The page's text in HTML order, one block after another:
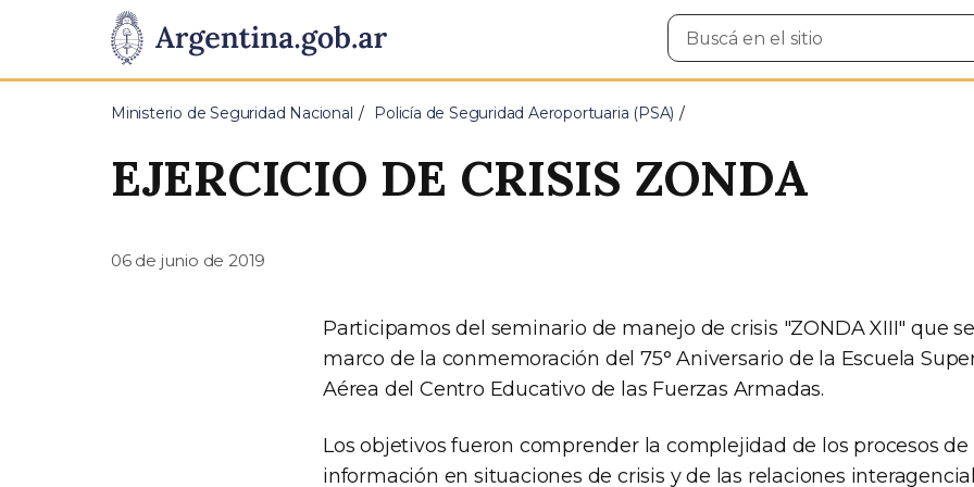
Presidencia
de
Pasar al contenido principal
Buscar
en
Ministerio de Seguridad Nacional Policía de Seguridad Aeroportuaria (PSA)
EJERCICIO DE CRISIS ZONDA
06 de junio de 2019
Participamos del seminario de manejo de crisis "ZONDA XIII" que
marco de la conmemoración del 75° Aniversario de la Escuela
Aérea del Centro Educativo de las Fuerzas Armadas.
Los objetivos fueron comprender la complejidad de los procesos
información en situaciones de crisis y de las relaciones